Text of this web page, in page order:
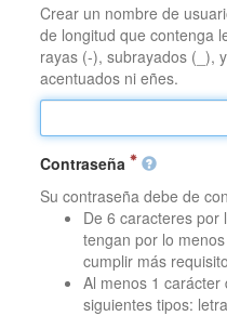
Crear un nombre de
de longitud que contenga
rayas (-), subrayados (_),
acentuados ni eñes.
Contraseña
Su contraseña debe de
De 6 caracteres por
tengan por lo
cumplir más
Al menos 1
siguientes tipos: